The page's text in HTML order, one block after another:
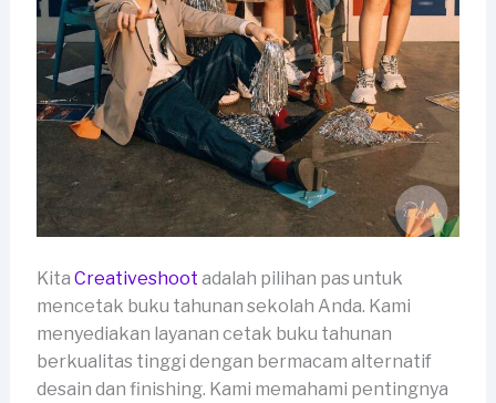
Kita Creativeshoot adalah pilihan pas untuk
mencetak buku tahunan sekolah Anda. Kami
menyediakan layanan cetak buku tahunan
berkualitas tinggi dengan bermacam alternatif
desain dan finishing. Kami memahami pentingnya